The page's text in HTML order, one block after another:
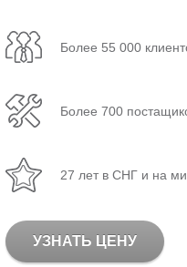
Более 55 000
Более 700
27 лет в СНГ и на
УЗНАТЬ ЦЕНУ